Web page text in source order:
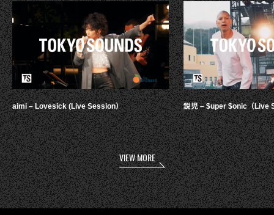
aimi – Lovesick (Live Session） 鋭児 – $uper $onic（Live
VIEW MORE